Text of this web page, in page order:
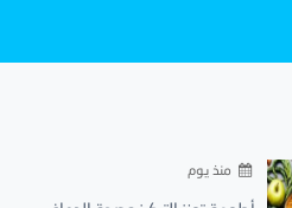
منذ يوم